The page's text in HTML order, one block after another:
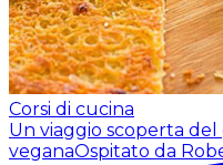
Corsi di cucina
Un viaggio scoperta
veganaOspitato da